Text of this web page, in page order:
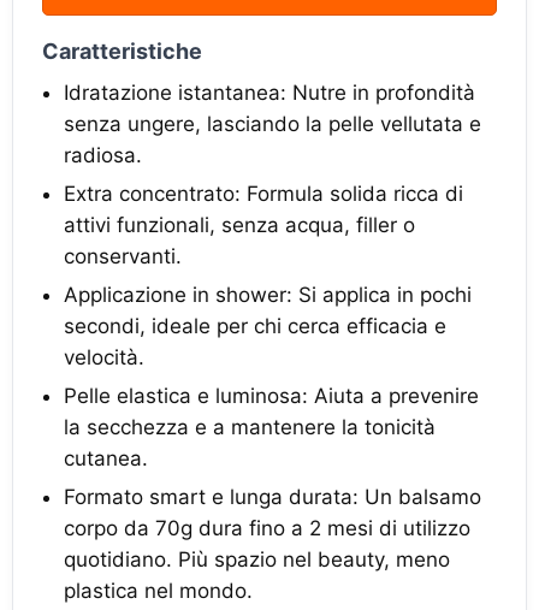
Caratteristiche
Idratazione istantanea: Nutre in profondità
senza ungere, lasciando la pelle vellutata e
radiosa.
Extra concentrato: Formula solida ricca di
attivi funzionali, senza acqua, filler o
conservanti.
Applicazione in shower: Si applica in pochi
secondi, ideale per chi cerca efficacia e
velocità.
Pelle elastica e luminosa: Aiuta a prevenire
la secchezza e a mantenere la tonicità
cutanea.
Formato smart e lunga durata: Un balsamo
corpo da 70g dura fino a 2 mesi di utilizzo
quotidiano. Più spazio nel beauty, meno
plastica nel mondo.